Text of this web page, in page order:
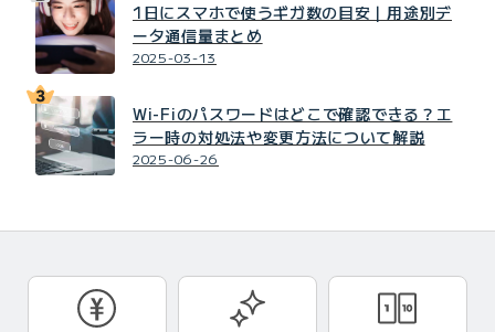
1日にスマホで使うギガ数の目安｜用途別デ
ータ通信量まとめ
2025-03-13
Wi-Fiのパスワードはどこで確認できる？エ
ラー時の対処法や変更方法について解説
2025-06-26